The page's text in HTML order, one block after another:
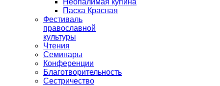
Неопалимая купина
Пасха Красная
Фестиваль
православной
культуры
Чтения
Семинары
Конференции
Благотворительность
Сестричество